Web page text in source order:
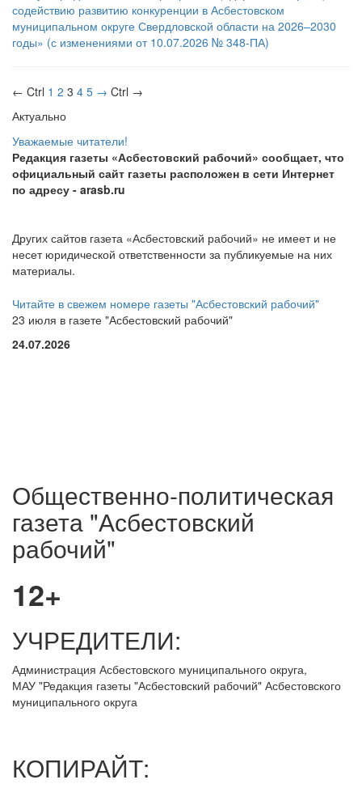
содействию развитию конкуренции в Асбестовском
муниципальном округе Свердловской области на 2026–2030
годы» (с изменениями от 10.07.2026 № 348-ПА)
← Ctrl 1 2 3 4 5 → Ctrl →
Актуально
Уважаемые читатели!
Редакция газеты «Асбестовский рабочий» сообщает, что
официальный сайт газеты расположен в сети Интернет
по адресу - arasb.ru
Других сайтов газета «Асбестовский рабочий» не имеет и не
несет юридической ответственности за публикуемые на них
материалы.
Читайте в свежем номере газеты "Асбестовский рабочий"
23 июля в газете "Асбестовский рабочий"
24.07.2026
Общественно-политическая
газета "Асбестовский
рабочий"
12+
УЧРЕДИТЕЛИ:
Администрация Асбестовского муниципального округа,
МАУ"Редакция газеты "Асбестовский рабочий" Асбестовского
муниципального округа
КОПИРАЙТ: